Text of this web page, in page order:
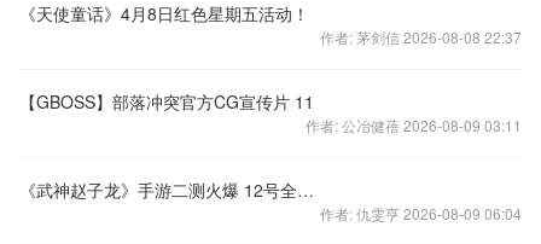
《天使童话》4月8日红色星期五活动！
作者: 茅剑信 2026-08-08 22:37
【GBOSS】部落冲突官方CG宣传片 11
作者: 公冶健蓓 2026-08-09 03:11
《武神赵子龙》手游二测火爆 12号全平台上线
作者: 仇雯亨 2026-08-09 06:04